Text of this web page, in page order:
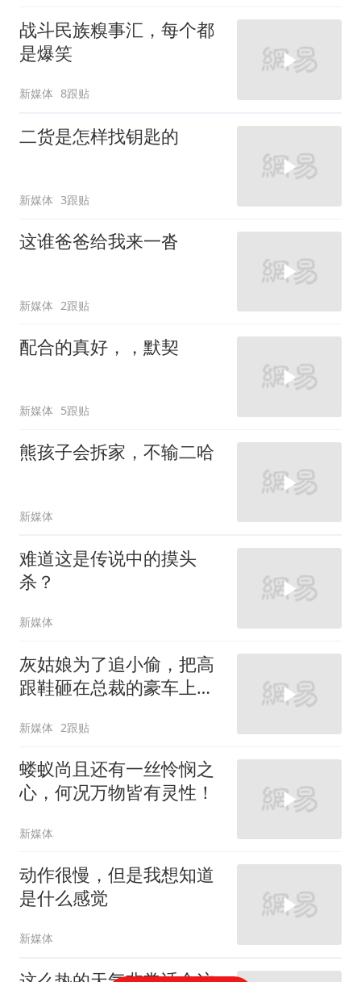
战斗民族糗事汇，每个都
是爆笑
新媒体 8跟贴
二货是怎样找钥匙的
新媒体 3跟贴
这谁爸爸给我来一沓
新媒体 2跟贴
配合的真好，，默契
新媒体 5跟贴
熊孩子会拆家，不输二哈
新媒体
难道这是传说中的摸头
杀？
新媒体
灰姑娘为了追小偷，把高
跟鞋砸在总裁的豪车上，
新媒体 2跟贴
蝼蚁尚且还有一丝怜悯之
心，何况万物皆有灵性！
新媒体
动作很慢，但是我想知道
是什么感觉
新媒体